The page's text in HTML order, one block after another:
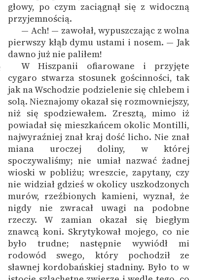
głowy, po czym zaciągnął się z widoczną
przyjemnością.
— Ach! — zawołał, wypuszczając z wolna
pierwszy kłąb dymu ustami i nosem. — Jak
dawno już nie paliłem!
W Hiszpanii ofiarowane i przyjęte
cygaro stwarza stosunek gościnności, tak
jak na Wschodzie podzielenie się chlebem i
solą. Nieznajomy okazał się rozmowniejszy,
niż się spodziewałem. Zresztą, mimo iż
powiadał się mieszkańcem okolic Montilli,
najwyraźniej znał kraj dość licho. Nie znał
miana uroczej doliny, w której
spoczywaliśmy; nie umiał nazwać żadnej
wioski w pobliżu; wreszcie, zapytany, czy
nie widział gdzieś w okolicy uszkodzonych
murów, rzeźbionych kamieni, wyznał, że
nigdy nie zwracał uwagi na podobne
rzeczy. W zamian okazał się biegłym
znawcą koni. Skrytykował mojego, co nie
było trudne; następnie wywiódł mi
rodowód swego, który pochodził ze
sławnej kordobańskiej stadniny. Było to w